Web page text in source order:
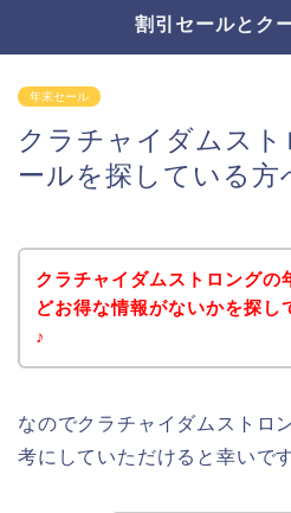
割引セールとク
年末セール
クラチャイダムスト
ールを探している方
クラチャイダムストロングの
どお得な情報がないかを探し
♪
なのでクラチャイダムストロ
考にしていただけると幸いです